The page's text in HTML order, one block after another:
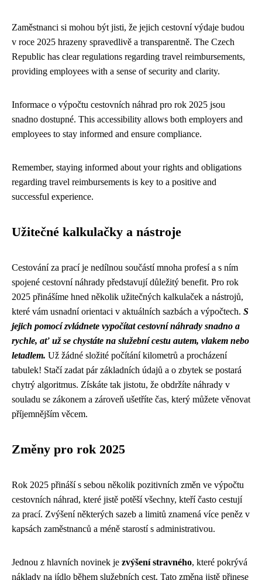
Zaměstnanci si mohou být jisti, že jejich cestovní výdaje budou
v roce 2025 hrazeny spravedlivě a transparentně. The Czech
Republic has clear regulations regarding travel reimbursements,
providing employees with a sense of security and clarity.
Informace o výpočtu cestovních náhrad pro rok 2025 jsou
snadno dostupné. This accessibility allows both employers and
employees to stay informed and ensure compliance.
Remember, staying informed about your rights and obligations
regarding travel reimbursements is key to a positive and
successful experience.
Užitečné kalkulačky a nástroje
Cestování za prací je nedílnou součástí mnoha profesí a s ním
spojené cestovní náhrady představují důležitý benefit. Pro rok
2025 přinášíme hned několik užitečných kalkulaček a nástrojů,
které vám usnadní orientaci v aktuálních sazbách a výpočtech. S
jejich pomocí zvládnete vypočítat cestovní náhrady snadno a
rychle, ať už se chystáte na služební cestu autem, vlakem nebo
letadlem. Už žádné složité počítání kilometrů a procházení
tabulek! Stačí zadat pár základních údajů a o zbytek se postará
chytrý algoritmus. Získáte tak jistotu, že obdržíte náhrady v
souladu se zákonem a zároveň ušetříte čas, který můžete věnovat
příjemnějším věcem.
Změny pro rok 2025
Rok 2025 přináší s sebou několik pozitivních změn ve výpočtu
cestovních náhrad, které jistě potěší všechny, kteří často cestují
za prací. Zvýšení některých sazeb a limitů znamená více peněz v
kapsách zaměstnanců a méně starostí s administrativou.
Jednou z hlavních novinek je zvýšení stravného, které pokrývá
náklady na jídlo během služebních cest. Tato změna jistě přinese